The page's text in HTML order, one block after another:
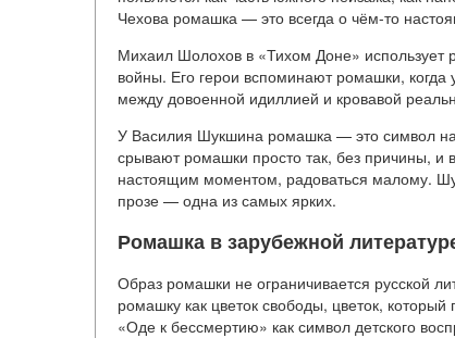
Чехова ромашка — это всегда о чём-то
Михаил Шолохов в «Тихом Доне» использует
войны. Его герои вспоминают ромашки, когда
между довоенной идиллией и кровавой
У Василия Шукшина ромашка — это символ
срывают ромашки просто так, без причины, и
настоящим моментом, радоваться малому.
прозе — одна из самых ярких.
Ромашка в зарубежной
Образ ромашки не ограничивается русской
ромашку как цветок свободы, цветок,
«Оде к бессмертию» как символ детского